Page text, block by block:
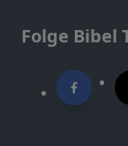
Folge Bibel